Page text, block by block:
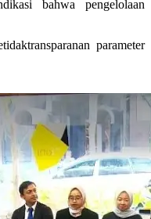
bahwa pengelolaan
parameter